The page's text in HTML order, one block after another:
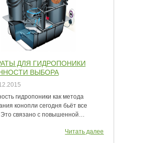
ДЛЯ ГИДРОПОНИКИ
ВЫБОРА
гидропоники как метода
конопли сегодня бьёт все
связано с повышенной…
Читать далее